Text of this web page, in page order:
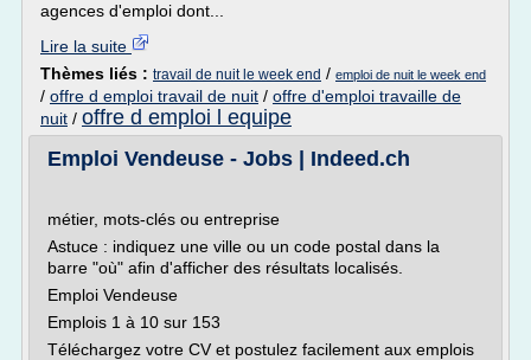
agences d'emploi dont...
Lire la suite
Thèmes liés : travail de nuit le week end / emploi de nuit le week end
/ offre d emploi travail de nuit / offre d'emploi travaille de
nuit / offre d emploi l equipe
Emploi Vendeuse - Jobs | Indeed.ch
métier, mots-clés ou entreprise
Astuce : indiquez une ville ou un code postal dans la
barre "où" afin d'afficher des résultats localisés.
Emploi Vendeuse
Emplois 1 à 10 sur 153
Téléchargez votre CV et postulez facilement aux emplois